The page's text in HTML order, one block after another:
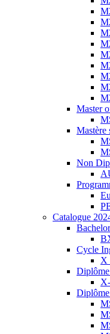
Master
Mastère
Non
Catalogue
Bachelor
Cycle
X
Diplôme